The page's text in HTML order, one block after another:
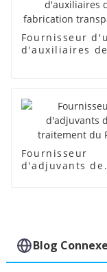
Fournisseur
d'auxiliaires de
Fournisseur
d'adjuvants de
Blog Connexe